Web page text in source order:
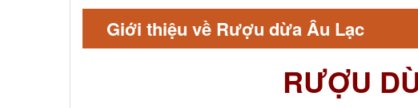
Giới thiệu về Rượu dừa Âu Lạc
RƯỢU